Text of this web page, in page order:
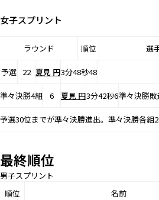
女子スプリント
ラウンド 順位 選
予選 22 夏見 円3分48秒48
準々決勝4組 6 夏見 円3分42秒6準々決勝敗
予選30位までが準々決勝進出。準々決勝各組
最終順位
男子スプリント
順位
名前